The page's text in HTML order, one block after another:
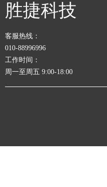
胜捷科技
客服热线：
010-88996996
工作时间：
周一至周五 9:00-18:00